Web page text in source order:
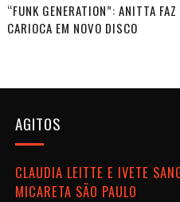
“FUNK GENERATION”: ANITTA
CARIOCA EM NOVO DISCO
AGITOS
CLAUDIA LEITTE E IVETE
MICARETA SÃO PAULO